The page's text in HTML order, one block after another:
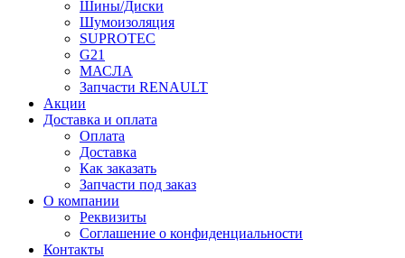
Шины/Диски
Шумоизоляция
SUPROTEC
G21
МАСЛА
Запчасти RENAULT
Акции
Доставка и оплата
Оплата
Доставка
Как заказать
Запчасти под заказ
О компании
Реквизиты
Соглашение о конфиденциальности
Контакты